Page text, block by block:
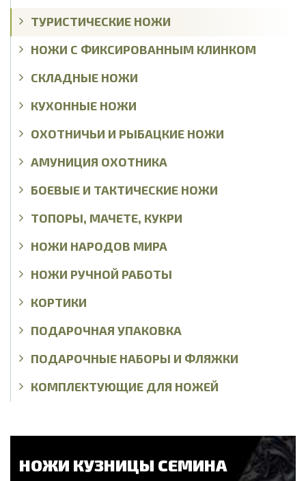
ТУРИСТИЧЕСКИЕ НОЖИ
НОЖИ С ФИКСИРОВАННЫМ КЛИНКОМ
СКЛАДНЫЕ НОЖИ
КУХОННЫЕ НОЖИ
ОХОТНИЧЬИ И РЫБАЦКИЕ НОЖИ
АМУНИЦИЯ ОХОТНИКА
БОЕВЫЕ И ТАКТИЧЕСКИЕ НОЖИ
ТОПОРЫ, МАЧЕТЕ, КУКРИ
НОЖИ НАРОДОВ МИРА
НОЖИ РУЧНОЙ РАБОТЫ
КОРТИКИ
ПОДАРОЧНАЯ УПАКОВКА
ПОДАРОЧНЫЕ НАБОРЫ И ФЛЯЖКИ
КОМПЛЕКТУЮЩИЕ ДЛЯ НОЖЕЙ
НОЖИ КУЗНИЦЫ СЕМИНА